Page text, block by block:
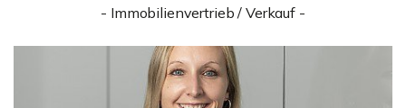
- Immobilienvertrieb / Verkauf -